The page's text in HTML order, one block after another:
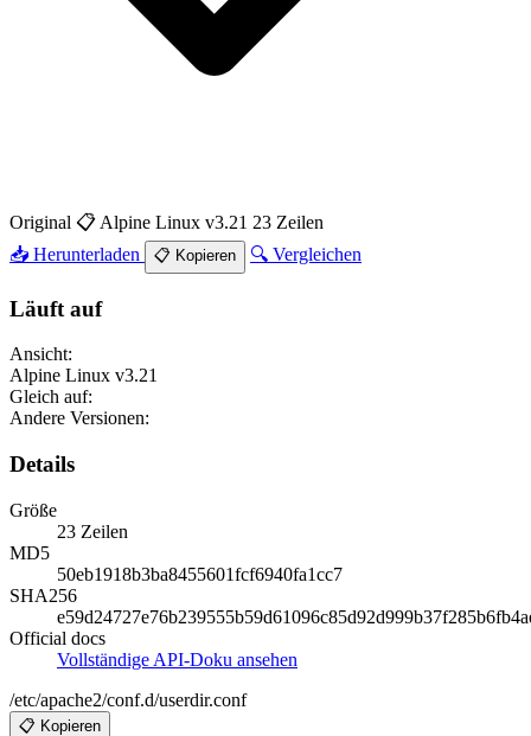
Original 📋 Alpine Linux v3.21 23 Zeilen
📥 Herunterladen
📋 Kopieren 🔍 Vergleichen
Läuft auf
Ansicht:
Alpine Linux v3.21
Gleich auf:
Andere Versionen:
Details
Größe
23 Zeilen
MD5
50eb1918b3ba8455601fcf6940fa1cc7
SHA256
Official docs
Vollständige API-Doku ansehen
/etc/apache2/conf.d/userdir.conf
📋 Kopieren